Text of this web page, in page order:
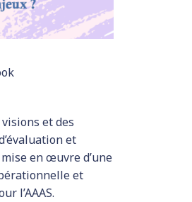
et des
et
en œuvre d’une
et
l’AAAS.